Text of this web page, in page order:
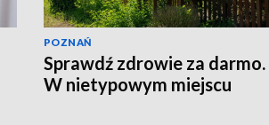
POZNAŃ
Sprawdź zdrowie za darmo.
W nietypowym miejscu